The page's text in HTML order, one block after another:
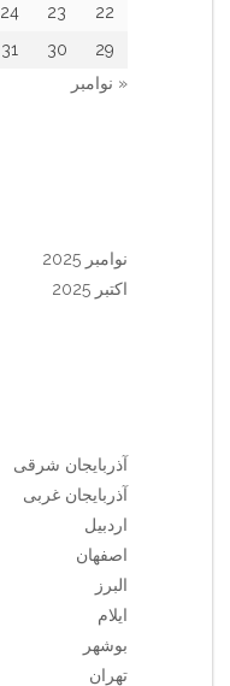
22
23
24
29
30
31
« نوامبر
نوامبر 2025
اکتبر 2025
آذربایجان شرقی
آذربایجان غربی
اردبیل
اصفهان
البرز
ایلام
بوشهر
تهران